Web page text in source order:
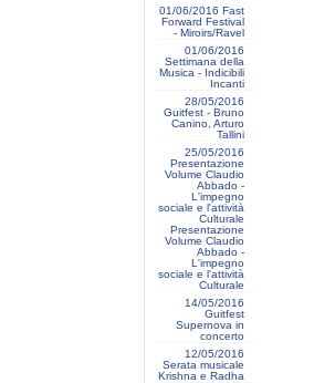
01/06/2016 Fast
Forward Festival
- Miroirs/Ravel
01/06/2016
Settimana della
Musica - Indicibili
Incanti
28/05/2016
Guitfest - Bruno
Canino, Arturo
Tallini
25/05/2016
Presentazione
Volume Claudio
Abbado -
L'impegno
sociale e l'attività
Culturale
Presentazione
Volume Claudio
Abbado -
L'impegno
sociale e l'attività
Culturale
14/05/2016
Guitfest
Supernova in
concerto
12/05/2016
Serata musicale
Krishna e Radha